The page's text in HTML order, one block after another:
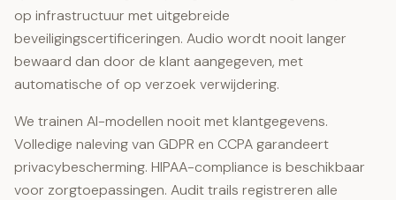
op infrastructuur met uitgebreide
beveiligingscertificeringen. Audio wordt nooit langer
bewaard dan door de klant aangegeven, met
automatische of op verzoek verwijdering.
We trainen AI-modellen nooit met klantgegevens.
Volledige naleving van GDPR en CCPA garandeert
privacybescherming. HIPAA-compliance is beschikbaar
voor zorgtoepassingen. Audit trails registreren alle